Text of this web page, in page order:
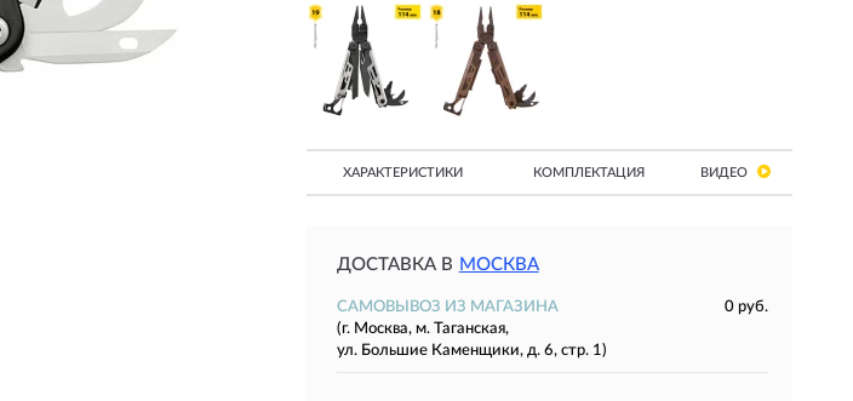
ХАРАКТЕРИСТИКИ КОМПЛЕКТАЦИЯ ВИДЕО
ДОСТАВКА В МОСКВА
САМОВЫВОЗ ИЗ МАГАЗИНА
0 руб.
(г. Москва, м. Таганская,
ул. Большие Каменщики, д. 6, стр. 1)